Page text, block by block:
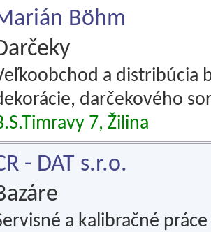
Böhm
a distribúcia
darčekového
7, Žilina
- DAT s.r.o.
a kalibračné